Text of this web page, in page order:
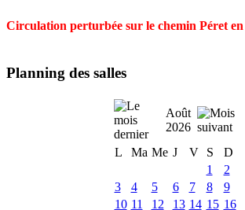
Circulation perturbée sur le chemin Péret
Planning des salles
Août
2026
L
Ma Me J V S
D
1
2
3
4 5 6 7 8
9
10 11 12 13 14 15 16